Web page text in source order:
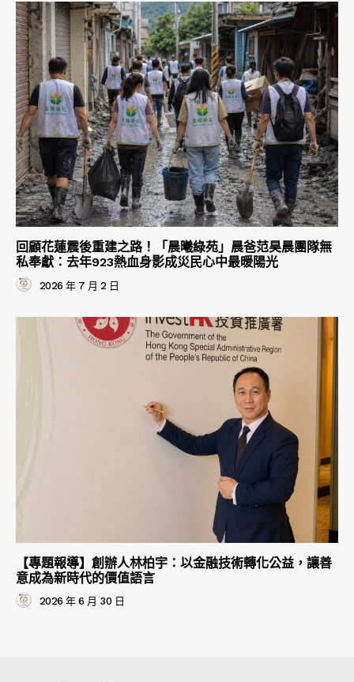
回顧花蓮震後重建之路！「晨曦綠苑」晨爸范昊晨團隊無
私奉獻：去年923熱血身影成災民心中最暖陽光
2026 年 7 月 2 日
【專題報導】創辦人林柏宇：以金融技術轉化公益，讓善
意成為新時代的價值語言
2026 年 6 月 30 日